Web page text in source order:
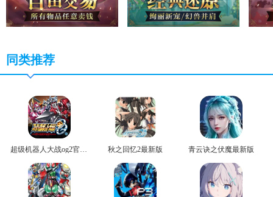
同类推荐
超级机器人大战og2官方版 秋之回忆2最新版 青云诀之伏魔最新版